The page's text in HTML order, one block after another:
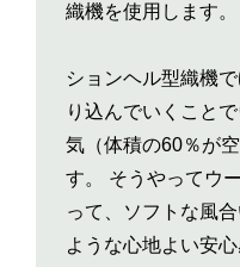
織機を使用します。
ションヘル型織機
り込んでいくこと
気（体積の60％が
す。 そうやってウ
って、ソフトな風
ような心地よい安